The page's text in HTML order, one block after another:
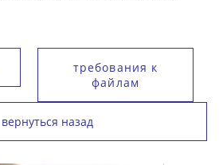
требования к
файлам
вернуться назад